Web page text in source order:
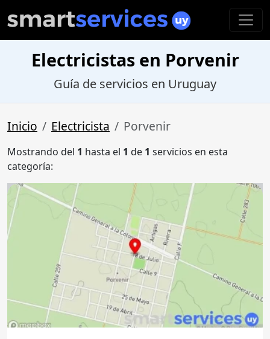
Electricistas en Porvenir
Guía de servicios en Uruguay
Inicio Electricista Porvenir
Mostrando del 1 hasta el 1 de 1 servicios en esta
categoría: